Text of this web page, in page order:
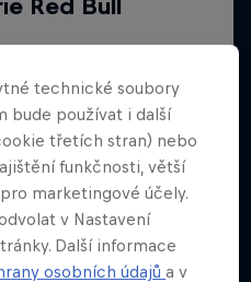
technické soubory
bude používat i další
třetích stran) nebo
funkčnosti, větší
marketingové účely.
v Nastavení
Další informace
osobních údajůa v